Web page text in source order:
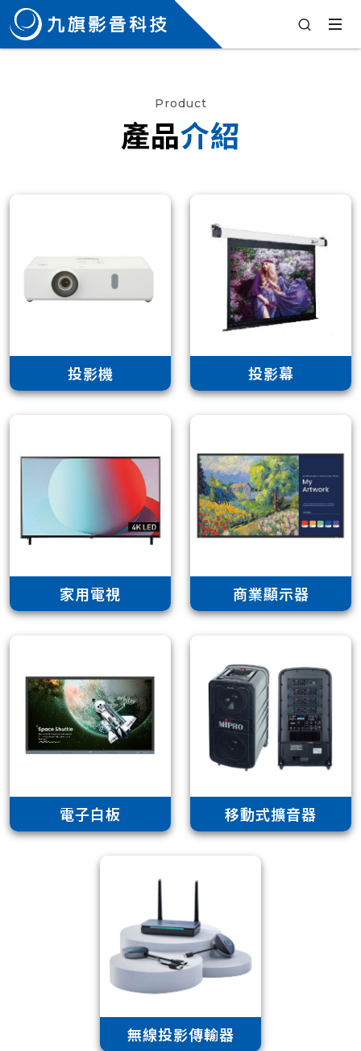
Product
產品介紹
投影機 投影幕
家用電視 商業顯示器
電子白板 移動式擴音器
無線投影傳輸器